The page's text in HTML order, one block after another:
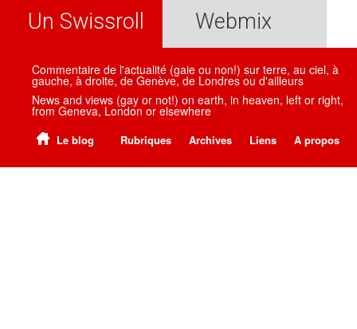
Un Swissroll Webmix
Commentaire de l'actualité (gaie ou non!) sur terre, au ciel, à
gauche, à droite, de Genève, de Londres ou d'ailleurs
News and views (gay or not!) on earth, in heaven, left or right,
from Geneva, London or elsewhere
Le blog Rubriques Archives Liens A propos